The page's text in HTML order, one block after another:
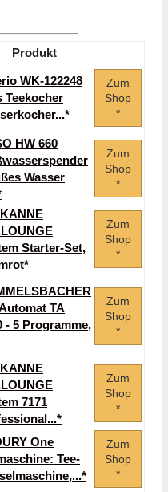
Produkt
WK-122248
Teekocher
Zum
Shop
*
HW 660
Wasser
Zum
Shop
*
Starter-Set,
Zum
Shop
*
TA
- 5 Programme,
Zum
Shop
*
7171
Zum
Shop
*
One
Tee-
Zum
Shop
*